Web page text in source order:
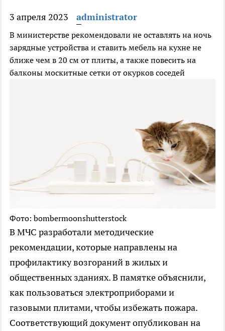
3 апреля 2023 administrator
В министерстве рекомендовали не оставлять на ночь
зарядные устройства и ставить мебель на кухне не
ближе чем в 20 см от плиты, а также повесить на
балконы москитные сетки от окурков соседей
Фото: bombermoonshutterstock
В МЧС разработали методические
рекомендации, которые направлены на
профилактику возгораний в жилых и
общественных зданиях. В памятке объяснили,
как пользоваться электроприборами и
газовыми плитами, чтобы избежать пожара.
Соответствующий документ опубликован на